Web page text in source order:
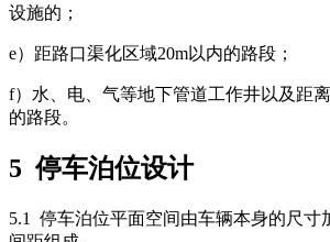
设施的；
e）距路口渠化区域20m以内的路段；
f）水、电、气等地下管道工作井以及距
的路段。
5 停车泊位设计
5.1 停车泊位平面空间由车辆本身的尺寸